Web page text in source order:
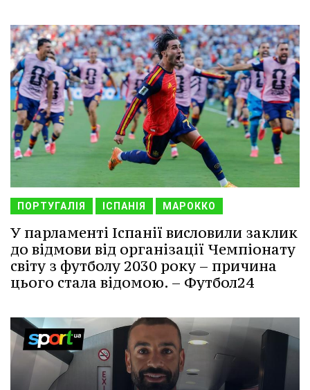
ПОРТУГАЛІЯ ІСПАНІЯ МАРОККО
У парламенті Іспанії висловили заклик
до відмови від організації Чемпіонату
світу з футболу 2030 року – причина
цього стала відомою. – Футбол24